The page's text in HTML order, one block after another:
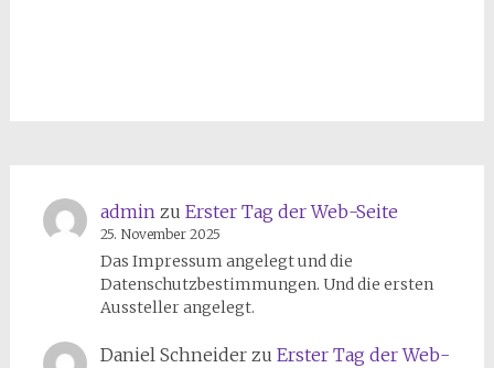
adminzu Erster Tag der Web-Seite
25. November 2025
Das Impressum angelegt und die
Datenschutzbestimmungen. Und die ersten
Aussteller angelegt.
Daniel Schneiderzu Erster Tag der Web-